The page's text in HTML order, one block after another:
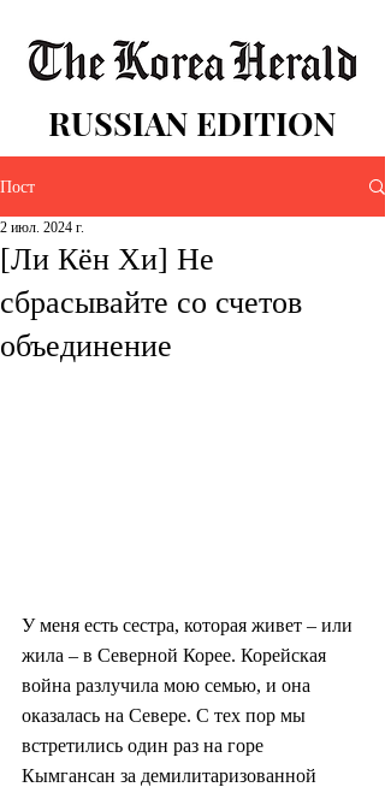
RUSSIAN EDITION
Пост
[Ли Кён Хи] Не
сбрасывайте со счетов
объединение
2 июл. 2024 г.
У меня есть сестра, которая живет – или
жила – в Северной Корее. Корейская
война разлучила мою семью, и она
оказалась на Севере. С тех пор мы
встретились один раз на горе
Кымгансан за демилитаризованной